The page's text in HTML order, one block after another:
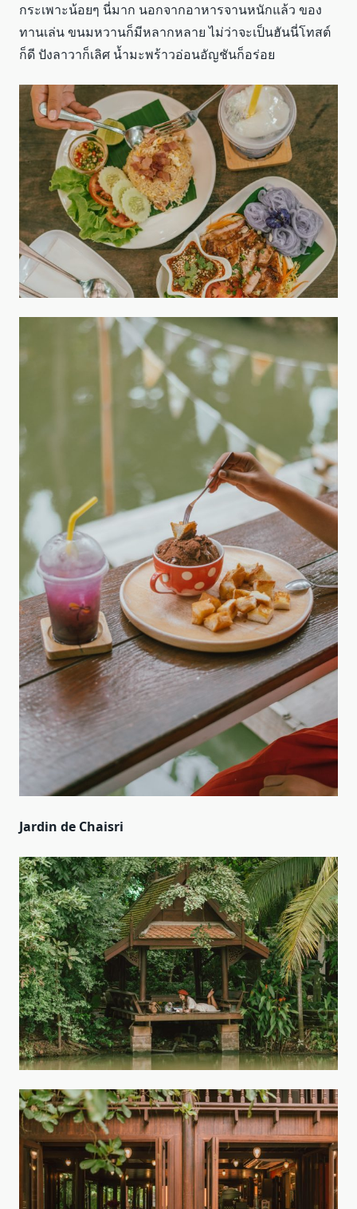
กระเพาะน้อยๆ นี่มาก นอกจากอาหารจานหนักแล้ว ของ
ทานเล่น ขนมหวานก็มีหลากหลาย ไม่ว่าจะเป็นฮันนี่โทสต์
ก็ดี ปังลาวาก็เลิศ น้ำมะพร้าวอ่อนอัญชันก็อร่อย
Jardin de Chaisri